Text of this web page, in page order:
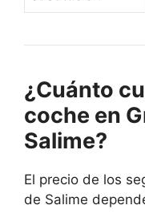
¿Cuánto
coche en
Salime?
El precio de los
de Salime